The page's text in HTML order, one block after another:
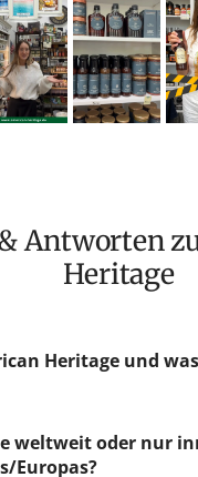
Heritage
Heritage und
weltweit oder nur
Europas?